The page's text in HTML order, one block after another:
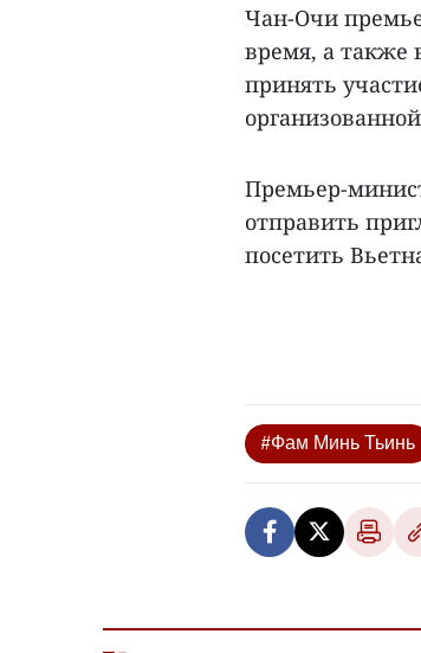
Чан-Очи
время, а также
принять
Премьер-
отправить
посетить
#Фам Минь Тьинь